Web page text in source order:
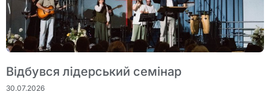
Відбувся лідерський семінар
30.07.2026